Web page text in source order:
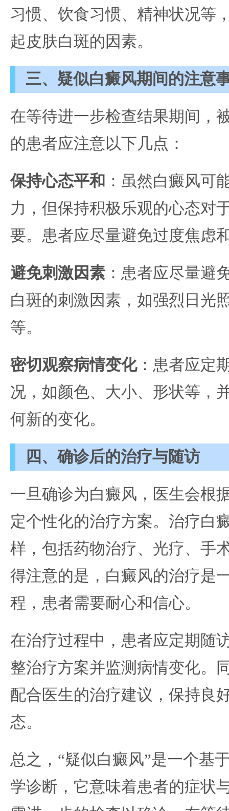
习惯、饮食习惯、精神状况等
起皮肤白斑的因素。
三、疑似白癜风期间的注意
在等待进一步检查结果期间，
的患者应注意以下几点：
保持心态平和 ：虽然白癜风可
力，但保持积极乐观的心态对
要。患者应尽量避免过度焦虑
避免刺激因素 ：患者应尽量避
白斑的刺激因素，如强烈日光
等。
密切观察病情变化：患者应定
况，如颜色、大小、形状等，
何新的变化。
四、确诊后的治疗与随访
一旦确诊为白癜风，医生会根
定个性化的治疗方案。治疗白
样，包括药物治疗、光疗、手
得注意的是，白癜风的治疗是
程，患者需要耐心和信心。
在治疗过程中，患者应定期随
整治疗方案并监测病情变化。
配合医生的治疗建议，保持良
态。
总之，“疑似白癜风”是一个基
学诊断，它意味着患者的症状